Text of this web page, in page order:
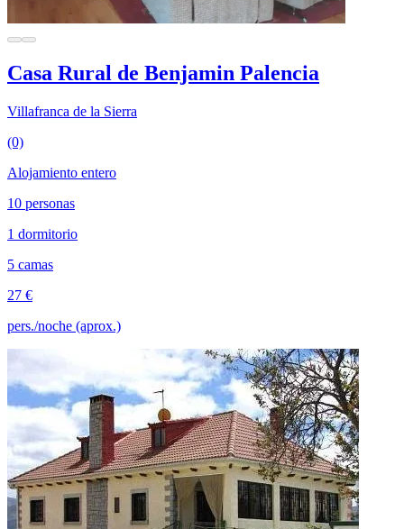
Casa Rural de Benjamin Palencia
Villafranca de la Sierra
(0)
Alojamiento entero
10 personas
1 dormitorio
5 camas
27 €
pers./noche (aprox.)